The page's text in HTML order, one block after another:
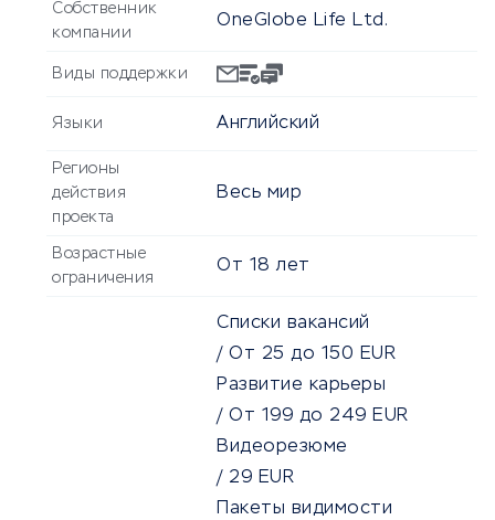
Собственник
компании
OneGlobe Life Ltd.
Виды поддержки
Языки Английский
Регионы
действия
проекта
Весь мир
Возрастные
ограничения
От 18 лет
Списки вакансий
/ От 25 до 150 EUR
Развитие карьеры
/ От 199 до 249 EUR
Видеорезюме
/ 29 EUR
Пакеты видимости